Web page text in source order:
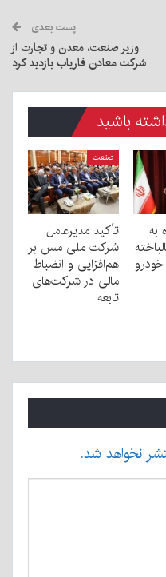
پست بعدی
وزیر صنعت، معدن و تجارت از
شرکت معادن فاریاب بازدید کرد
باشید
به
۱۶۰ مالباخته
صنعت
تأکید مدیرعامل
شرکت ملی مس بر
هم‌افزایی و انضباط
مالی در شرکت‌های
تابعه
نخواهد شد.